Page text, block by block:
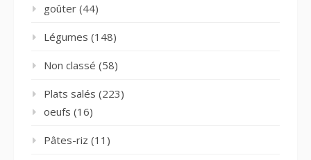
goûter (44)
Légumes (148)
Non classé (58)
Plats salés (223)
oeufs (16)
Pâtes-riz (11)